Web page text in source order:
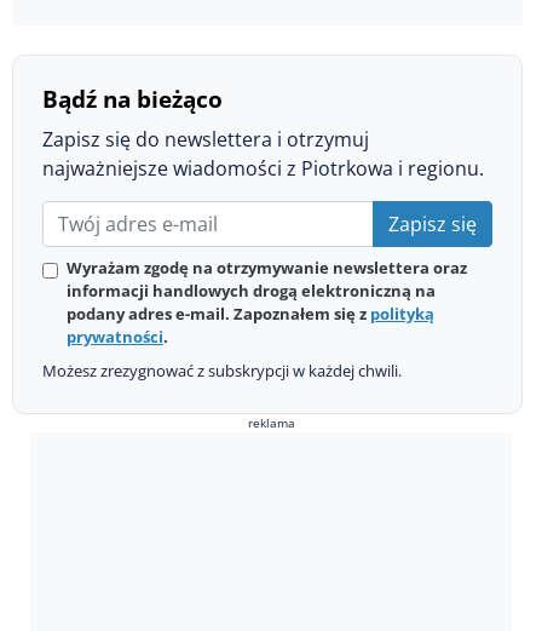
Bądź na bieżąco
Zapisz się do newslettera i otrzymuj
najważniejsze wiadomości z Piotrkowa i regionu.
Zapisz się
Wyrażam zgodę na otrzymywanie newslettera oraz
informacji handlowych drogą elektroniczną na
podany adres e-mail. Zapoznałem się z polityką
prywatności.
Możesz zrezygnować z subskrypcji w każdej chwili.
reklama